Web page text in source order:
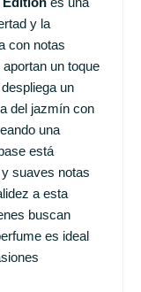
y la
con notas
un toque
un
del jazmín con
una
está
suaves notas
a esta
buscan
es ideal